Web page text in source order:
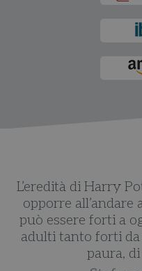
L’eredità di Harry
opporre all’andare
può essere forti a
adulti tanto forti
paura,